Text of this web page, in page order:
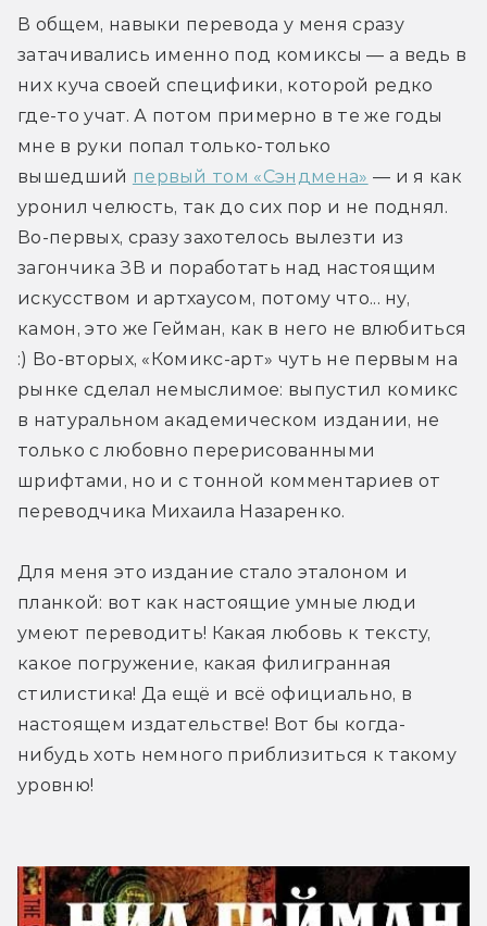
В общем, навыки перевода у меня сразу
затачивались именно под комиксы — а ведь в
них куча своей специфики, которой редко
где-то учат. А потом примерно в те же годы
мне в руки попал только-только
вышедший первый том «Сэндмена» — и я как
уронил челюсть, так до сих пор и не поднял.
Во-первых, сразу захотелось вылезти из
загончика ЗВ и поработать над настоящим
искусством и артхаусом, потому что... ну,
камон, это же Гейман, как в него не влюбиться
:) Во-вторых, «Комикс-арт» чуть не первым на
рынке сделал немыслимое: выпустил комикс
в натуральном академическом издании, не
только с любовно перерисованными
шрифтами, но и с тонной комментариев от
переводчика Михаила Назаренко.
Для меня это издание стало эталоном и
планкой: вот как настоящие умные люди
умеют переводить! Какая любовь к тексту,
какое погружение, какая филигранная
стилистика! Да ещё и всё официально, в
настоящем издательстве! Вот бы когда-
нибудь хоть немного приблизиться к такому
уровню!